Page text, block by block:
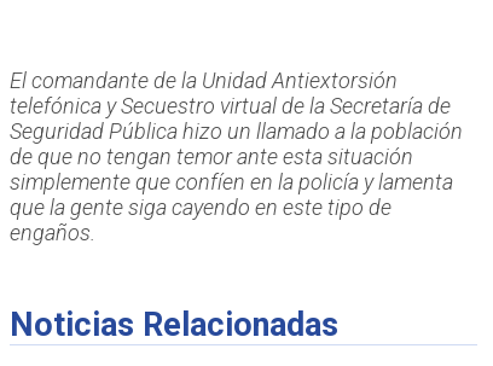
El comandante de la Unidad Antiextorsión
telefónica y Secuestro virtual de la Secretaría de
Seguridad Pública hizo un llamado a la población
de que no tengan temor ante esta situación
simplemente que confíen en la policía y lamenta
que la gente siga cayendo en este tipo de
engaños.
Noticias Relacionadas